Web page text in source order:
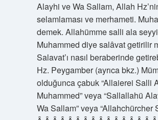
Alayhi ve Wa Sallam, Allah
selamlaması ve merhameti.
demek. Allahümme salli ala
Muhammed diye salâvat getirilir
Salavat’ı nasıl beraberinde
Hz. Peygamber (ayrıca bkz.)
olduğunca çabuk “Allaierei Salli
Muhammed” veya “Sallallahü
Wa Sallam” veya “Allahchürcher